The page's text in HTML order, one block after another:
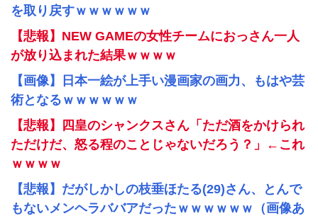
を取り戻すｗｗｗｗｗｗ
【悲報】NEW GAMEの女性チームにおっさん一人
が放り込まれた結果ｗｗｗｗ
【画像】日本一絵が上手い漫画家の画力、もはや芸
術となるｗｗｗｗｗｗ
【悲報】四皇のシャンクスさん「ただ酒をかけられ
ただけだ、怒る程のことじゃないだろう？」←これ
ｗｗｗｗ
【悲報】だがしかしの枝垂ほたる(29)さん、とんで
もないメンヘラババアだったｗｗｗｗｗｗ（画像あ